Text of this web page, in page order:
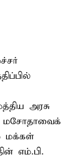
அரசு
மசோதாவைக்
மக்கள்
எம்.பி.